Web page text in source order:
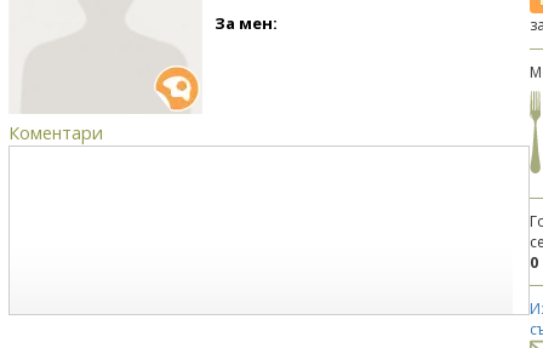
За мен:
Коментари
0